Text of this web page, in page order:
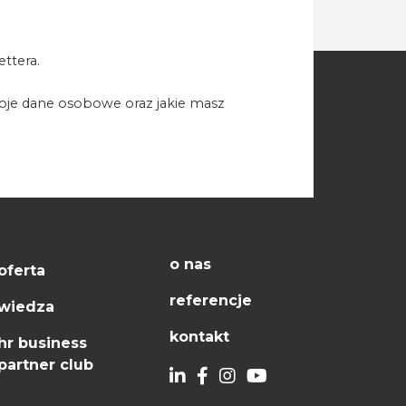
dane osobowe oraz jakie masz
business
club
o nas
referencje
kontakt